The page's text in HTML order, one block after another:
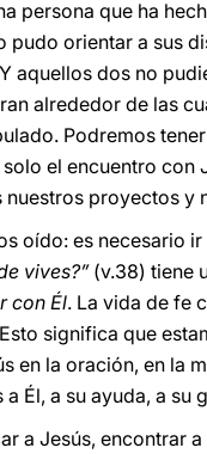
persona que ha
pudo orientar a sus
aquellos dos no
alrededor de las
Podremos
el encuentro con
proyectos y
oído: es necesario
vives?”(v.38) tiene
con Él. La vida de fe
significa que
en la oración, en la
Él, a su ayuda, a su
a Jesús, encontrar